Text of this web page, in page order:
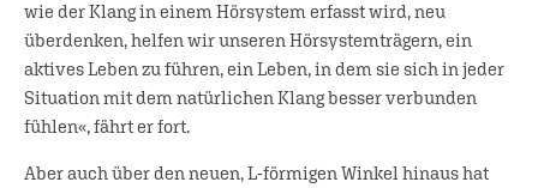
wie der Klang in einem Hörsystem erfasst wird, neu
überdenken, helfen wir unseren Hörsystemträgern, ein
aktives Leben zu führen, ein Leben, in dem sie sich in jeder
Situation mit dem natürlichen Klang besser verbunden
fühlen«, fährt er fort.
Aber auch über den neuen, L-förmigen Winkel hinaus hat